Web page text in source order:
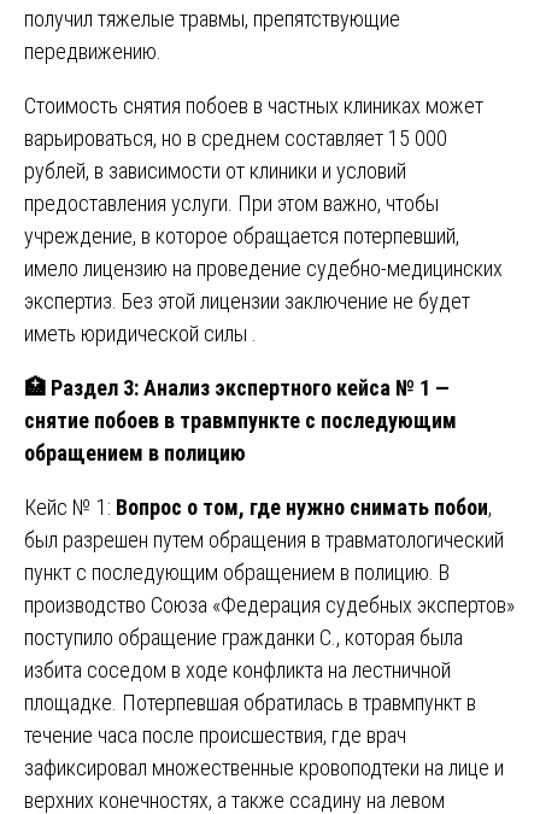
получил тяжелые травмы, препятствующие
передвижению.
Стоимость снятия побоев в частных клиниках может
варьироваться, но в среднем составляет 15 000
рублей, в зависимости от клиники и условий
предоставления услуги. При этом важно, чтобы
учреждение, в которое обращается потерпевший,
имело лицензию на проведение судебно-медицинских
экспертиз. Без этой лицензии заключение не будет
иметь юридической силы .
🏥 Раздел 3: Анализ экспертного кейса № 1 —
снятие побоев в травмпункте с последующим
обращением в полицию
Кейс № 1: Вопрос о том, где нужно снимать побои,
был разрешен путем обращения в травматологический
пункт с последующим обращением в полицию. В
производство Союза «Федерация судебных экспертов»
поступило обращение гражданки С., которая была
избита соседом в ходе конфликта на лестничной
площадке. Потерпевшая обратилась в травмпункт в
течение часа после происшествия, где врач
зафиксировал множественные кровоподтеки на лице и
верхних конечностях, а также ссадину на левом